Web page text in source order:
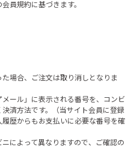
員規約に基づきます。
場合、ご注文は取り消しとなりま
メール」に表示される番号を、コンビ
済方法です。（当サイト会員に登録
歴からもお支払いに必要な番号を確
によって異なりますので、ご確認の